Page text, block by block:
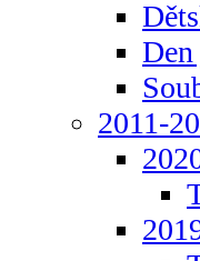
2011-